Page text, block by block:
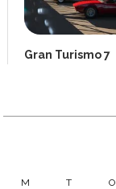
Gran Turismo 7
M T O